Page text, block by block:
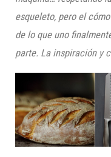
esqueleto, pero el
de lo que uno
parte. La inspiración y